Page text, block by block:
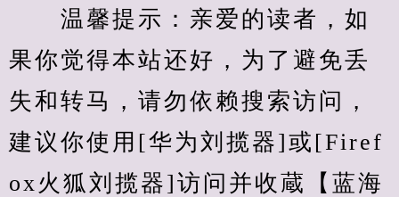
温馨提示：亲爱的读者，如
果你觉得本站还好，为了避免丢
失和转马，请勿依赖搜索访问，
建议你使用[华为刘揽器]或[Firef
ox火狐刘揽器]访问并收蔵【蓝海